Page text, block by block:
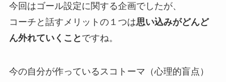
今回はゴール設定に関する企画でしたが、
コーチと話すメリットの１つは思い込みがどんど
ん外れていくこと ですね。
今の自分が作っているスコトーマ（心理的盲点）